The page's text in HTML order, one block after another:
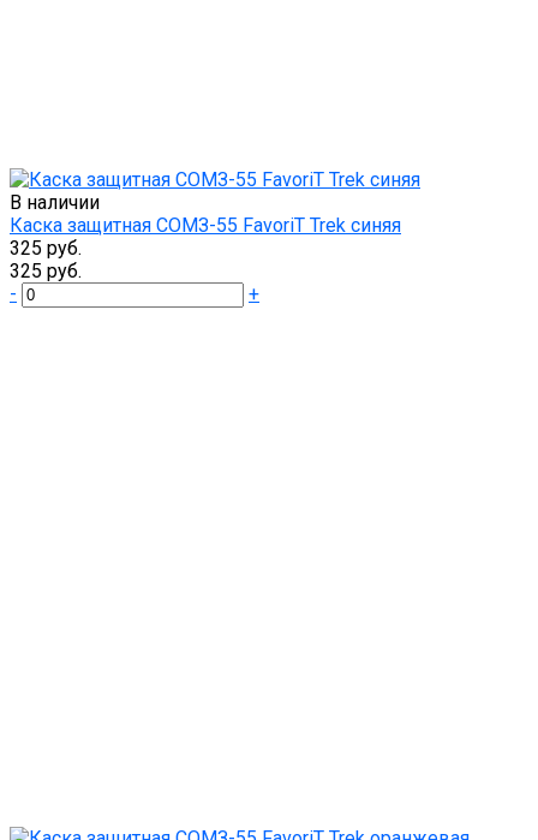
В наличии
Каска защитная СОМЗ-55 FavoriT Trek синяя
325 руб.
325 руб.
-
+